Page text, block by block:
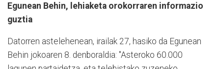
Egunean Behin, lehiaketa orokorraren informazio
guztia
Datorren astelehenean, irailak 27, hasiko da Egunean
Behin jokoaren 8. denboraldia: "Asteroko 60.000